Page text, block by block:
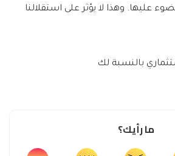
عليها. وهذا لا يؤثر على استقلالنا
بالنسبة لك
ما رأيك؟